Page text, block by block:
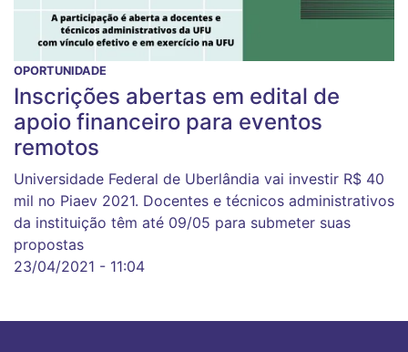
OPORTUNIDADE
Inscrições abertas em edital de
apoio financeiro para eventos
remotos
Universidade Federal de Uberlândia vai investir R$ 40
mil no Piaev 2021. Docentes e técnicos administrativos
da instituição têm até 09/05 para submeter suas
propostas
23/04/2021 - 11:04